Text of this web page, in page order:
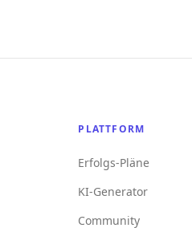
PLATTFORM
Erfolgs-Pläne
KI-Generator
Community